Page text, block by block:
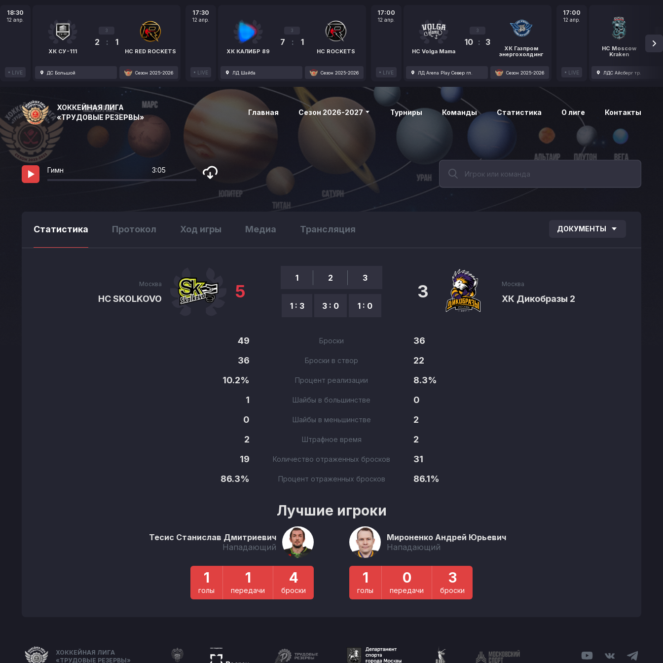
18:30
12 апр.
LIVE
ХК СУ-111
3
2 : 1
HC RED ROCKETS
ДС Большой Сезон 2025-2026
17:30
12 апр.
LIVE
ХК КАЛИБР 89
3
7 : 1
HC ROCKETS
ЛД Шайба Сезон 2025-2026
17:00
12 апр.
LIVE
HC Volga Mama
3
10 : 3
ХК Газпром
энергохолдинг
ЛД Arena Play Север гл. Сезон 2025-2026
17:00
12 апр.
LIVE
HC Moscow
Kraken
1
ЛДС Айсберг тр.
ХОККЕЙНАЯ ЛИГА
«ТРУДОВЫЕ РЕЗЕРВЫ»
Главная Сезон 2026-2027 Турниры Команды Статистика О лиге Контакты
Гимн 3:05
Статистика Протокол Ход игры Медиа Трансляция ДОКУМЕНТЫ
Москва
HC SKOLKOVO 5
1
1 : 3
2
3 : 0
3
1 : 0
Москва
ХК Дикобразы 2
3
49 Броски
36
36
Броски в створ
22
10.2%
Процент реализации
8.3%
1
Шайбы в большинстве
0
0
Шайбы в меньшинстве
2
2
Штрафное время
2
19
Количество отраженных бросков
31
86.3%
Процент отраженных бросков 86.1%
Лучшие игроки
Тесис Станислав Дмитриевич
Нападающий
1
голы
1
передачи
4
броски
Мироненко Андрей Юрьевич
Нападающий
1
голы
0
передачи
3
броски
ХОККЕЙНАЯ ЛИГА
«ТРУДОВЫЕ РЕЗЕРВЫ»